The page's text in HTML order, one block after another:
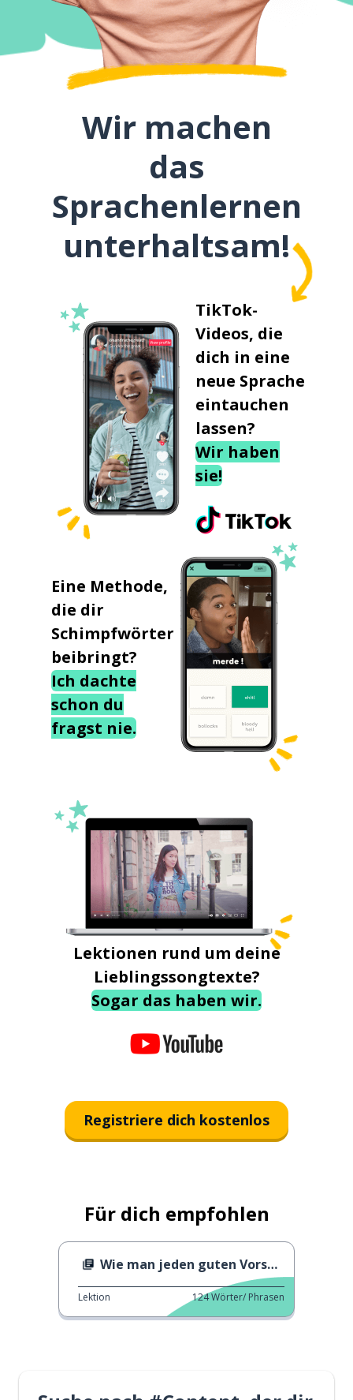
Wir machen
das
Sprachenlernen
unterhaltsam!
TikTok-
Videos, die
dich in eine
neue Sprache
eintauchen
lassen?
Wir haben
sie!
Eine Methode,
die dir
Schimpfwörter
beibringt?
Ich dachte
schon du
fragst nie.
Lektionen rund um deine
Lieblingssongtexte?
Sogar das haben wir.
Registriere dich kostenlos
Für dich empfohlen
Wie man jeden guten Vorsatz erreicht
Lektion 124Wörter/ Phrasen